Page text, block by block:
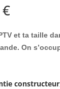
€
et tataille
On
constructeur